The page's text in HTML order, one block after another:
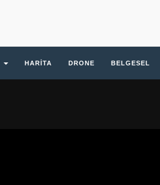
HARITA DRONE BELGESEL